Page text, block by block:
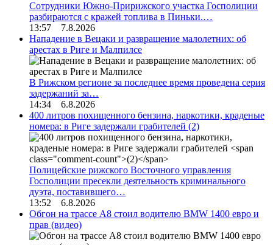
Сотрудники Южно-Пририжского участка Госполиции
разбираются с кражей топлива в Пиньки.…
13:57 7.8.2026
Нападение в Вецаки и развращение малолетних: об
арестах в Риге и Малпилсе
В Рижском регионе за последнее время проведена серия
задержаний за…
14:34 6.8.2026
400 литров похищенного бензина, наркотики, краденые
номера: в Риге задержали грабителей (2)
Полицейские рижского Восточного управления
Госполиции пресекли деятельность криминального
дуэта, поставившего…
13:52 6.8.2026
Обгон на трассе А8 стоил водителю BMW 1400 евро и
прав (видео)